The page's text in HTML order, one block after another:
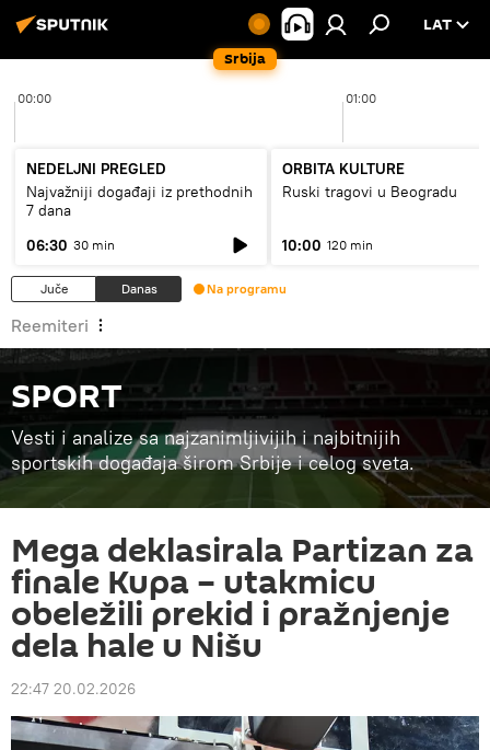
Srbija
LAT
00:00 01:00
NEDELJNI PREGLED
Najvažniji događaji iz prethodnih
7 dana
06:30 30 min
ORBITA KULTURE
Ruski tragovi u Beogradu
10:00 120 min
Juče Danas Na programu
Reemiteri
SPORT
Vesti i analize sa najzanimljivijih i najbitnijih
sportskih događaja širom Srbije i celog sveta.
Mega deklasirala Partizan za
finale Kupa – utakmicu
obeležili prekid i pražnjenje
dela hale u Nišu
22:47 20.02.2026